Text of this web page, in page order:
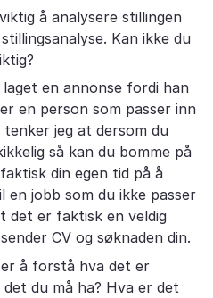
å analysere stillingen
Kan ikke du
en annonse fordi han
en person som passer inn
jeg at dersom du
så kan du bomme på
din egen tid på å
en jobb som du ikke passer
det er faktisk en veldig
CV og søknaden din.
å forstå hva det er
du må ha? Hva er det